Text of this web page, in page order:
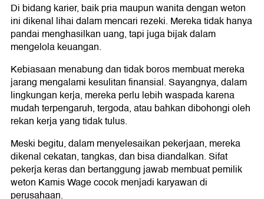
Di bidang karier, baik pria maupun wanita dengan weton
ini dikenal lihai dalam mencari rezeki. Mereka tidak hanya
pandai menghasilkan uang, tapi juga bijak dalam
mengelola keuangan.
Kebiasaan menabung dan tidak boros membuat mereka
jarang mengalami kesulitan finansial. Sayangnya, dalam
lingkungan kerja, mereka perlu lebih waspada karena
mudah terpengaruh, tergoda, atau bahkan dibohongi oleh
rekan kerja yang tidak tulus.
Meski begitu, dalam menyelesaikan pekerjaan, mereka
dikenal cekatan, tangkas, dan bisa diandalkan. Sifat
pekerja keras dan bertanggung jawab membuat pemilik
weton Kamis Wage cocok menjadi karyawan di
perusahaan.